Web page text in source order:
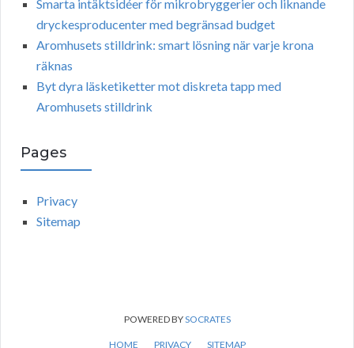
Smarta intäktsidéer för mikrobryggerier och liknande
dryckesproducenter med begränsad budget
Aromhusets stilldrink: smart lösning när varje krona
räknas
Byt dyra läsketiketter mot diskreta tapp med
Aromhusets stilldrink
Pages
Privacy
Sitemap
POWERED BYSOCRATES
HOME PRIVACY SITEMAP